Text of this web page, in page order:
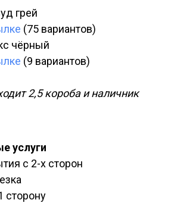
грей
(75 вариантов)
чёрный
(9 вариантов)
2,5 короба и наличник
услуги
с 2-х сторон
сторону